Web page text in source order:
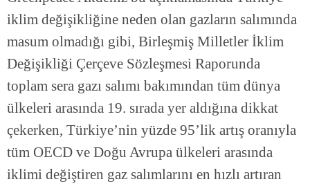
iklim değişikliğine neden olan gazların salımında
masum olmadığı gibi, Birleşmiş Milletler İklim
Değişikliği Çerçeve Sözleşmesi Raporunda
toplam sera gazı salımı bakımından tüm dünya
ülkeleri arasında 19. sırada yer aldığına dikkat
çekerken, Türkiye’nin yüzde 95’lik artış oranıyla
tüm OECD ve Doğu Avrupa ülkeleri arasında
iklimi değiştiren gaz salımlarını en hızlı artıran